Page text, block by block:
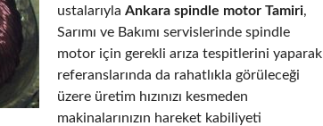
ustalarıyla Ankara spindle motor Tamiri,
Sarımı ve Bakımı servislerinde spindle
motor için gerekli arıza tespitlerini yaparak
referanslarında da rahatlıkla görüleceği
üzere üretim hızınızı kesmeden
makinalarınızın hareket kabiliyeti